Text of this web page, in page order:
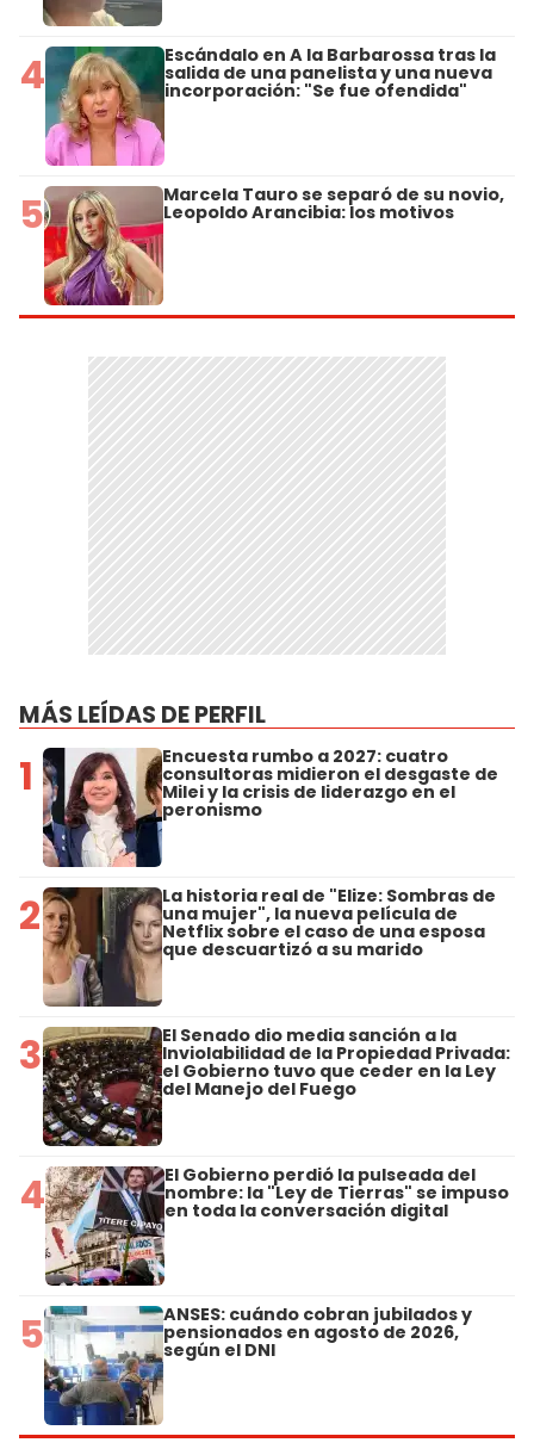
4 Escándalo en A la Barbarossa tras la
salida de una panelista y una nueva
incorporación: "Se fue ofendida"
5 Marcela Tauro se separó de su novio,
Leopoldo Arancibia: los motivos
MÁS LEÍDAS DE PERFIL
1 Encuesta rumbo a 2027: cuatro
consultoras midieron el desgaste de
Milei y la crisis de liderazgo en el
peronismo
2 La historia real de "Elize: Sombras de
una mujer", la nueva película de
Netflix sobre el caso de una esposa
que descuartizó a su marido
3 El Senado dio media sanción a la
Inviolabilidad de la Propiedad Privada:
el Gobierno tuvo que ceder en la Ley
del Manejo del Fuego
4 El Gobierno perdió la pulseada del
nombre: la "Ley de Tierras" se impuso
en toda la conversación digital
5 ANSES: cuándo cobran jubilados y
pensionados en agosto de 2026,
según el DNI